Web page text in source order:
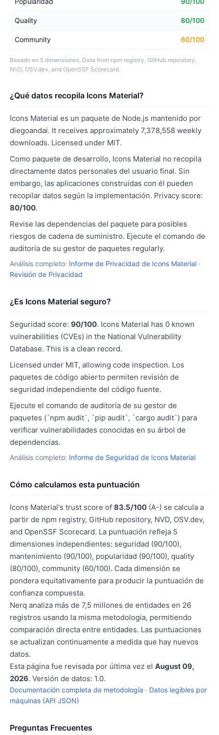
Quality 80/100
Community 60/100
Basado en 5 dimensiones. Data from npm registry, GitHub repository,
NVD, OSV.dev, and OpenSSF Scorecard.
¿Qué datos recopila Icons Material?
Icons Material es un paquete de Node.js mantenido por
diegoandai. It receives approximately 7,378,558 weekly
downloads. Licensed under MIT.
Como paquete de desarrollo, Icons Material no recopila
directamente datos personales del usuario final. Sin
embargo, las aplicaciones construidas con él pueden
recopilar datos según la implementación. Privacy score:
80/100.
Revise las dependencias del paquete para posibles
riesgos de cadena de suministro. Ejecute el comando de
auditoría de su gestor de paquetes regularly.
Análisis completo: Informe de Privacidad de Icons Material ·
Revisión de Privacidad
¿Es Icons Material seguro?
Seguridad score: 90/100. Icons Material has 0 known
vulnerabilities (CVEs) in the National Vulnerability
Database. This is a clean record.
Licensed under MIT, allowing code inspection. Los
paquetes de código abierto permiten revisión de
seguridad independiente del código fuente.
Ejecute el comando de auditoría de su gestor de
paquetes (`npm audit`, `pip audit`, `cargo audit`) para
verificar vulnerabilidades conocidas en su árbol de
dependencias.
Análisis completo: Informe de Seguridad de Icons Material
Cómo calculamos esta puntuación
Icons Material's trust score of 83.5/100 (A-) se calcula a
partir de npm registry, GitHub repository, NVD, OSV.dev,
and OpenSSF Scorecard. La puntuación refleja 5
dimensiones independientes: seguridad (90/100),
mantenimiento (90/100), popularidad (90/100), quality
(80/100), community (60/100). Cada dimensión se
pondera equitativamente para producir la puntuación de
confianza compuesta.
Nerq analiza más de 7,5 millones de entidades en 26
registros usando la misma metodología, permitiendo
comparación directa entre entidades. Las puntuaciones
se actualizan continuamente a medida que hay nuevos
datos.
Esta página fue revisada por última vez el August 09,
2026. Versión de datos: 1.0.
Documentación completa de metodología · Datos legibles por
máquinas (API JSON)
Preguntas Frecuentes